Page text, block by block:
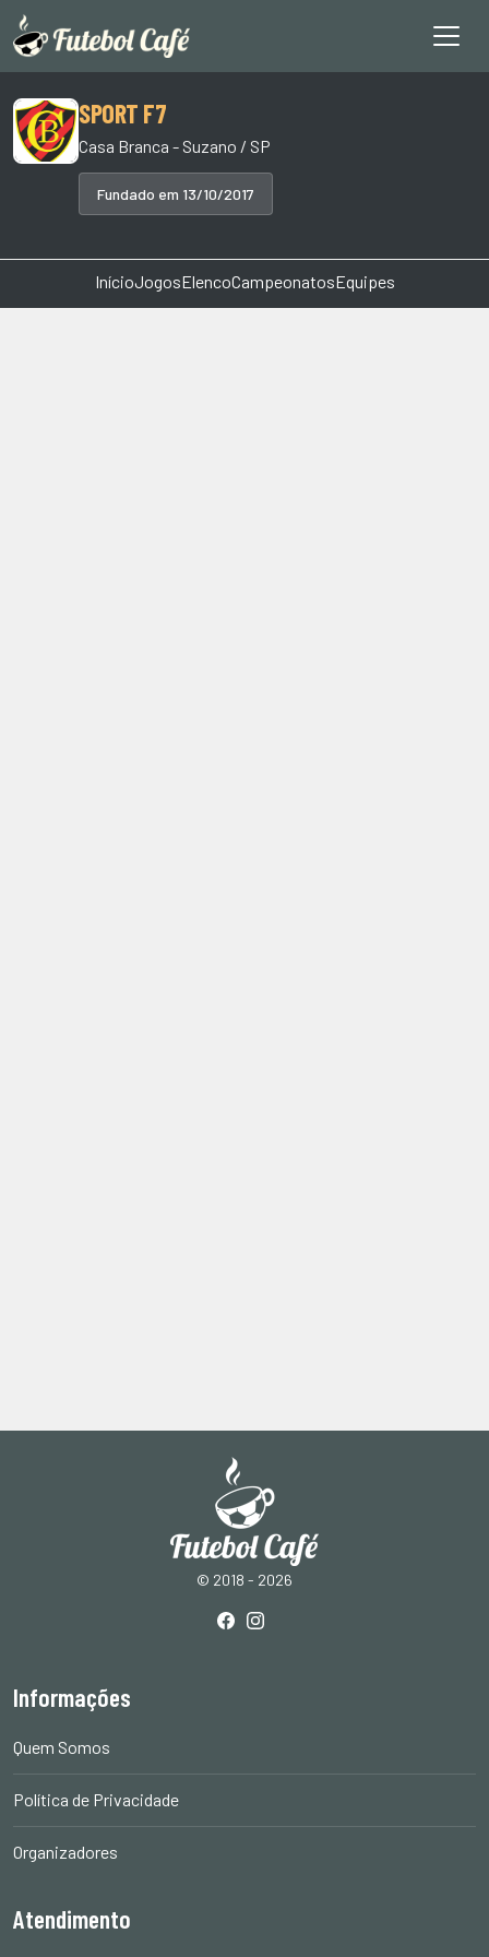
SPORT F7
Casa Branca - Suzano / SP
Fundado em 13/10/2017
InícioJogosElencoCampeonatosEquipes
© 2018 - 2026
Informações
Quem Somos
Política de Privacidade
Organizadores
Atendimento